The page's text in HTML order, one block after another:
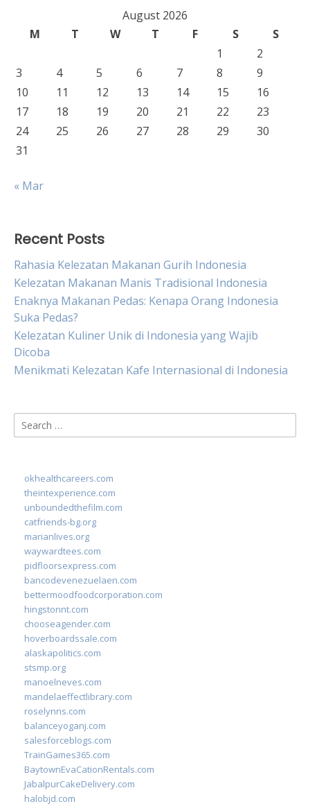
August 2026
M
T W T F S
S
1
2
3
4 5 6 7 8
9
10
11 12 13 14 15
16
17
18 19 20 21 22
23
24
25 26 27 28 29
30
31
« Mar
Recent Posts
Rahasia Kelezatan Makanan Gurih Indonesia
Kelezatan Makanan Manis Tradisional Indonesia
Enaknya Makanan Pedas: Kenapa Orang Indonesia
Suka Pedas?
Kelezatan Kuliner Unik di Indonesia yang Wajib
Dicoba
Menikmati Kelezatan Kafe Internasional di Indonesia
Search
for:
okhealthcareers.com
theintexperience.com
unboundedthefilm.com
catfriends-bg.org
marianlives.org
waywardtees.com
pidfloorsexpress.com
bancodevenezuelaen.com
bettermoodfoodcorporation.com
hingstonnt.com
chooseagender.com
hoverboardssale.com
alaskapolitics.com
stsmp.org
manoelneves.com
mandelaeffectlibrary.com
roselynns.com
balanceyoganj.com
salesforceblogs.com
TrainGames365.com
BaytownEvaCationRentals.com
JabalpurCakeDelivery.com
halobjd.com